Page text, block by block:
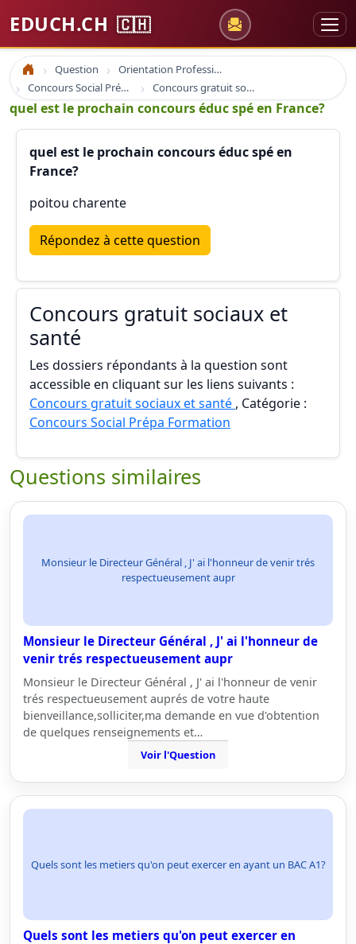
EDUCH.CH 🇨🇭
Accueil Question
Orientation Professionnelle
Concours Social Prépa Formation
Concours gratuit sociaux et santé
quel est le prochain concours éduc spé en France?
quel est le prochain concours éduc spé en
France?
poitou charente
Répondez à cette question
Concours gratuit sociaux et
santé
Les dossiers répondants à la question sont
accessible en cliquant sur les liens suivants :
Concours gratuit sociaux et santé , Catégorie :
Concours Social Prépa Formation
Questions similaires
Monsieur le Directeur Général , J' ai l'honneur de venir trés
respectueusement aupr
Monsieur le Directeur Général , J' ai l'honneur de
venir trés respectueusement aupr
Monsieur le Directeur Général , J' ai l'honneur de venir
trés respectueusement auprés de votre haute
bienveillance,solliciter,ma demande en vue d'obtention
de quelques renseignements et…
Voir l'Question
Quels sont les metiers qu'on peut exercer en ayant un BAC A1?
Quels sont les metiers qu'on peut exercer en